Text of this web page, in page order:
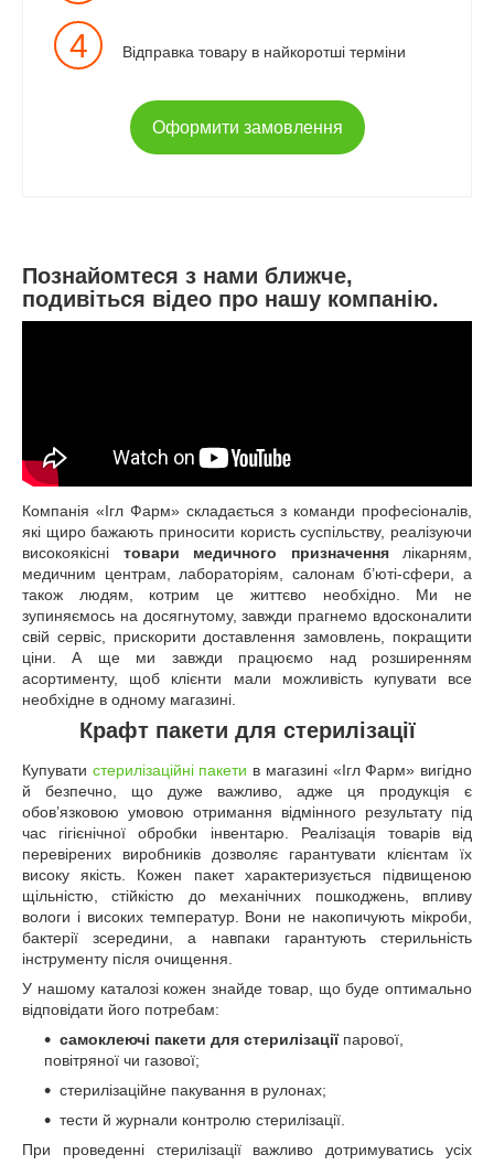
4 Відправка товару в найкоротші терміни
Оформити замовлення
Познайомтеся з нами ближче,
подивіться відео про нашу компанію.
Компанія «Ігл Фарм» складається з команди професіоналів,
які щиро бажають приносити користь суспільству, реалізуючи
високоякісні товари медичного призначеннялікарням,
медичним центрам, лабораторіям, салонам б’юті-сфери, а
також людям, котрим це життєво необхідно. Ми не
зупиняємось на досягнутому, завжди прагнемо вдосконалити
свій сервіс, прискорити доставлення замовлень, покращити
ціни. А ще ми завжди працюємо над розширенням
асортименту, щоб клієнти мали можливість купувати все
необхідне в одному магазині.
Крафт пакети для стерилізації
Купувати стерилізаційні пакети в магазині «Ігл Фарм» вигідно
й безпечно, що дуже важливо, адже ця продукція є
обов’язковою умовою отримання відмінного результату під
час гігієнічної обробки інвентарю. Реалізація товарів від
перевірених виробників дозволяє гарантувати клієнтам їх
високу якість. Кожен пакет характеризується підвищеною
щільністю, стійкістю до механічних пошкоджень, впливу
вологи і високих температур. Вони не накопичують мікроби,
бактерії зсередини, а навпаки гарантують стерильність
інструменту після очищення.
У нашому каталозі кожен знайде товар, що буде оптимально
відповідати його потребам:
самоклеючі пакети для стерилізації парової,
повітряної чи газової;
стерилізаційне пакування в рулонах;
тести й журнали контролю стерилізації.
При проведенні стерилізації важливо дотримуватись усіх